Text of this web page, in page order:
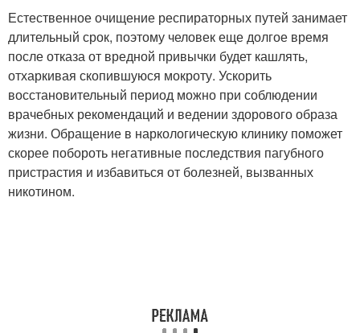
Естественное очищение респираторных путей занимает
длительный срок, поэтому человек еще долгое время
после отказа от вредной привычки будет кашлять,
отхаркивая скопившуюся мокроту. Ускорить
восстановительный период можно при соблюдении
врачебных рекомендаций и ведении здорового образа
жизни. Обращение в наркологическую клинику поможет
скорее побороть негативные последствия пагубного
пристрастия и избавиться от болезней, вызванных
никотином.